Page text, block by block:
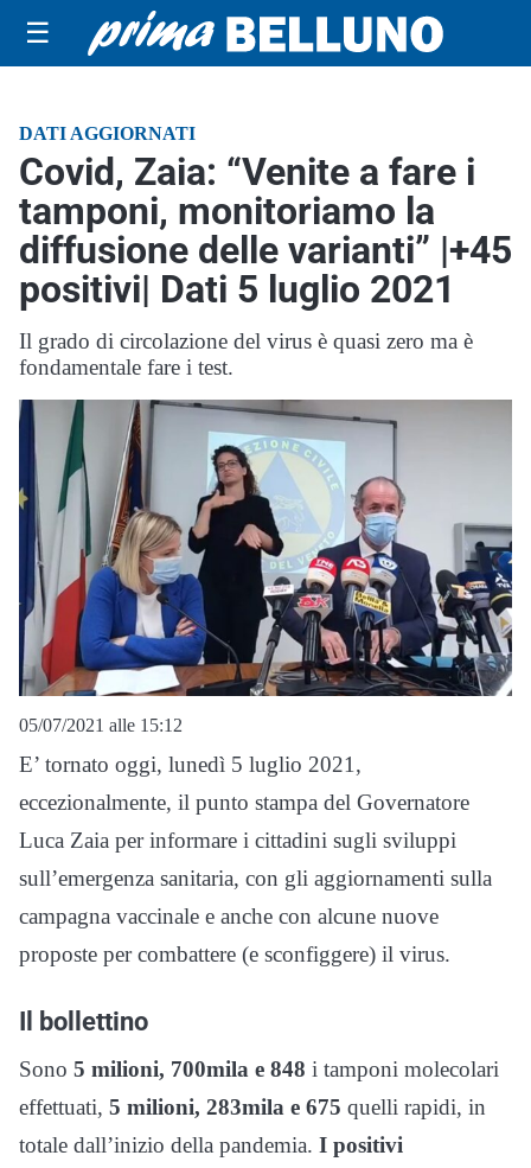
☰
DATI AGGIORNATI
Covid, Zaia: “Venite a fare i
tamponi, monitoriamo la
diffusione delle varianti” |+45
positivi| Dati 5 luglio 2021
Il grado di circolazione del virus è quasi zero ma è
fondamentale fare i test.
05/07/2021 alle 15:12
E’ tornato oggi, lunedì 5 luglio 2021,
eccezionalmente, il punto stampa del Governatore
Luca Zaia per informare i cittadini sugli sviluppi
sull’emergenza sanitaria, con gli aggiornamenti sulla
campagna vaccinale e anche con alcune nuove
proposte per combattere (e sconfiggere) il virus.
Il bollettino
Sono 5 milioni, 700mila e 848 i tamponi molecolari
effettuati, 5 milioni, 283mila e 675 quelli rapidi, in
totale dall’inizio della pandemia. I positivi